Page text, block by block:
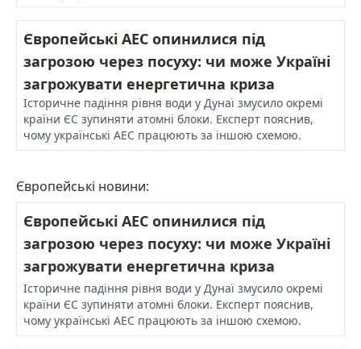
Європейські АЕС опинилися під
загрозою через посуху: чи може Україні
загрожувати енергетична криза
Історичне падіння рівня води у Дунаї змусило окремі
країни ЄС зупиняти атомні блоки. Експерт пояснив,
чому українські АЕС працюють за іншою схемою.
Європейські новини:
Європейські АЕС опинилися під
загрозою через посуху: чи може Україні
загрожувати енергетична криза
Історичне падіння рівня води у Дунаї змусило окремі
країни ЄС зупиняти атомні блоки. Експерт пояснив,
чому українські АЕС працюють за іншою схемою.